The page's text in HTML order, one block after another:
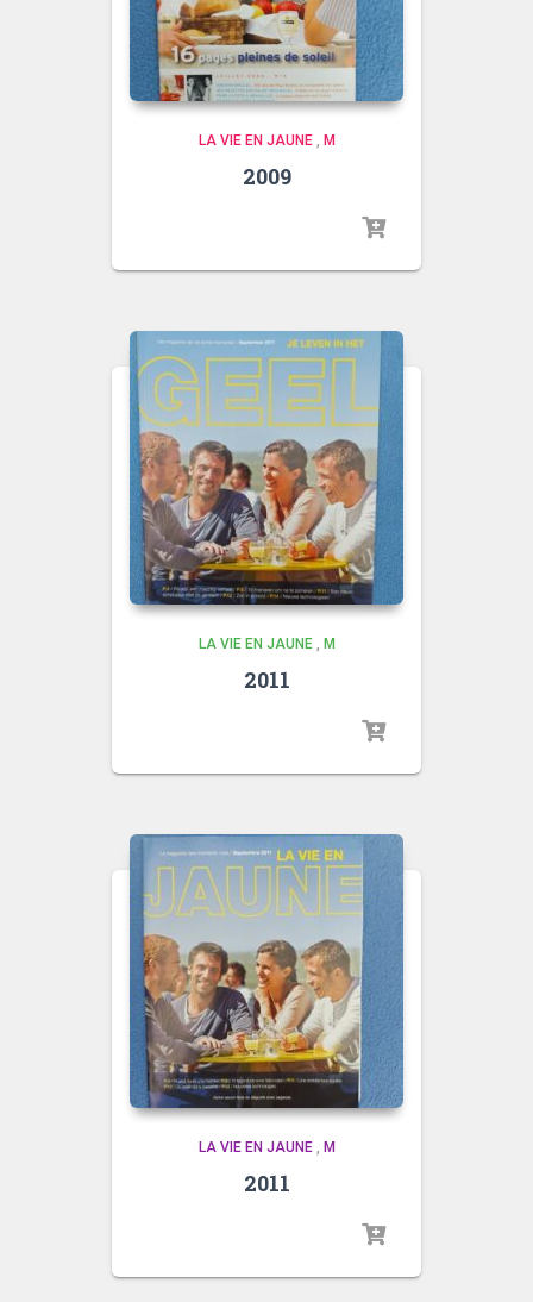
LA VIE EN JAUNE, M
2009
LA VIE EN JAUNE, M
2011
LA VIE EN JAUNE, M
2011